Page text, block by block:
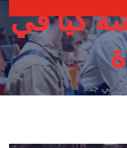
كيا في
في جدة